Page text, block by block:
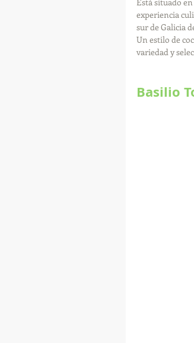
experiencia
sur de Galicia
Un estilo de
variedad y
Basilio